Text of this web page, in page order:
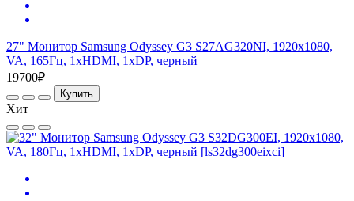
27" Монитор Samsung Odyssey G3 S27AG320NI, 1920x1080,
VA, 165Гц, 1хHDMI, 1хDP, черный
19700₽
Купить
Хит